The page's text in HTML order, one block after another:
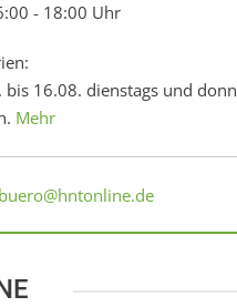
- 18:00 Uhr
16.08. dienstags und
Mehr